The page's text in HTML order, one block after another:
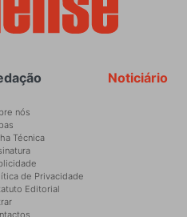
Noticiário
nós
Técnica
de Privacidade
Editorial